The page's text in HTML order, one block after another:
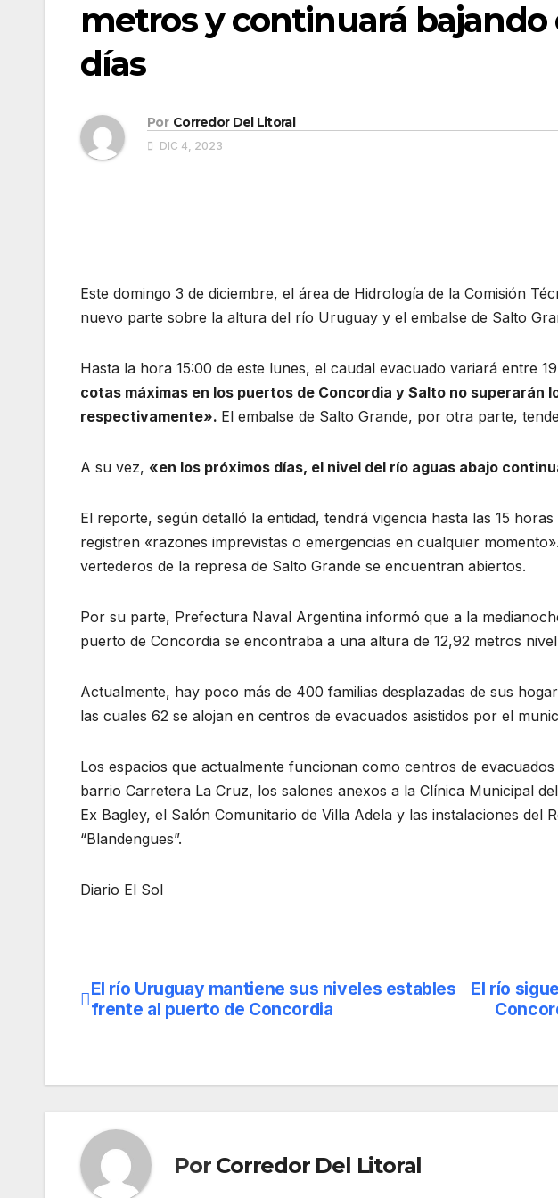
metros y continuará bajando
días
Por Corredor Del Litoral
DIC 4, 2023
Este domingo 3 de diciembre, el área de Hidrología de la Comisión
nuevo parte sobre la altura del río Uruguay y el embalse de Salto
Hasta la hora 15:00 de este lunes, el caudal evacuado variará entre
cotas máximas en los puertos de Concordia y Salto no superarán
respectivamente». El embalse de Salto Grande, por otra parte,
A su vez, «en los próximos días, el nivel del río aguas abajo
El reporte, según detalló la entidad, tendrá vigencia hasta las 15
registren «razones imprevistas o emergencias en cualquier
vertederos de la represa de Salto Grande se encuentran abiertos.
Por su parte, Prefectura Naval Argentina informó que a la
puerto de Concordia se encontraba a una altura de 12,92 metros
Actualmente, hay poco más de 400 familias desplazadas de sus
las cuales 62 se alojan en centros de evacuados asistidos por el
Los espacios que actualmente funcionan como centros de
barrio Carretera La Cruz, los salones anexos a la Clínica Municipal
Ex Bagley, el Salón Comunitario de Villa Adela y las instalaciones del
“Blandengues”.
Diario El Sol
Navegación
El río
El río Uruguay mantiene sus niveles estables
frente al puerto de Concordia
Por Corredor Del Litoral